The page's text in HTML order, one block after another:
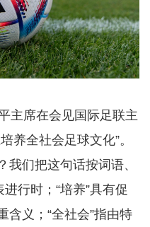
席在会见国际足联主
养全社会足球文化”。
们把这句话按词语、
行时；“培养”具有促
含义；“全社会”指由特